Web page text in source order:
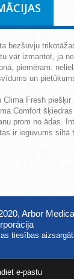
bezšuvju
var izmantot, ja
piemēram:
un
Fresh piešķir
Comfort
prom no ādas.
ir ieguvums siltā
Arbor
tiesības